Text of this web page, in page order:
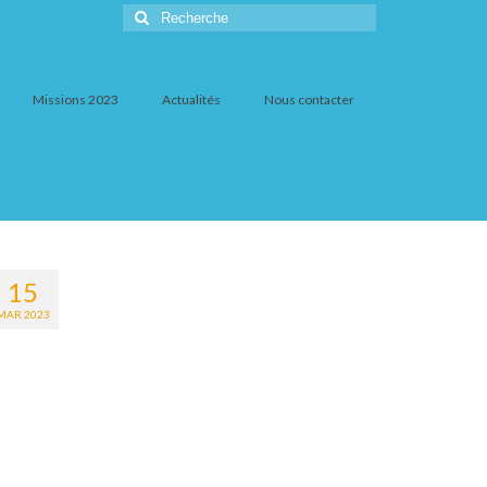
Rechercher
:
Missions 2023 Actualités Nous contacter
15
2023